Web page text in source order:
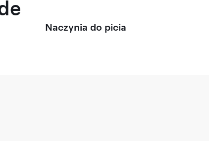
Naczynia do picia